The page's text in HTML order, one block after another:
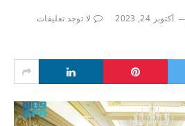
أكتوبر 24, 2023
لا توجد تعليقات